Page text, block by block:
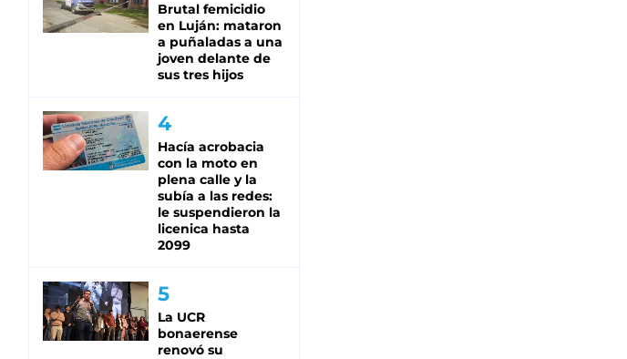
Brutal femicidio
en Luján: mataron
a puñaladas a una
joven delante de
sus tres hijos
Hacía acrobacia
con la moto en
plena calle y la
subía a las redes:
le suspendieron la
licenica hasta
2099
La UCR
bonaerense
renovó su